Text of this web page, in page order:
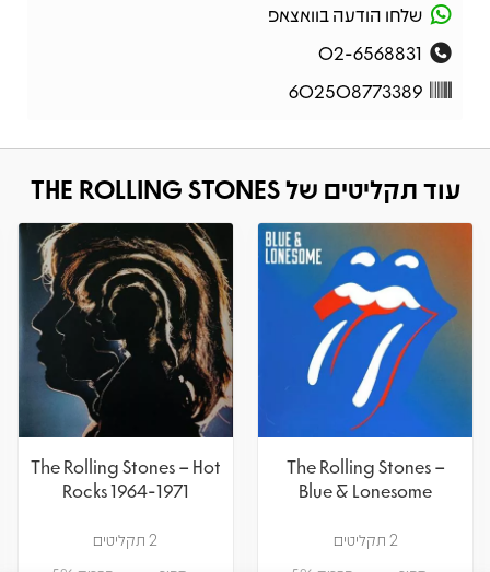
שלחו הודעה בוואצאפ
02-6568831
602508773389
עוד תקליטים של THE ROLLING STONES
The Rolling Stones –
Blue & Lonesome
2 תקליטים
The Rolling Stones – Hot
Rocks 1964-1971
2 תקליטים